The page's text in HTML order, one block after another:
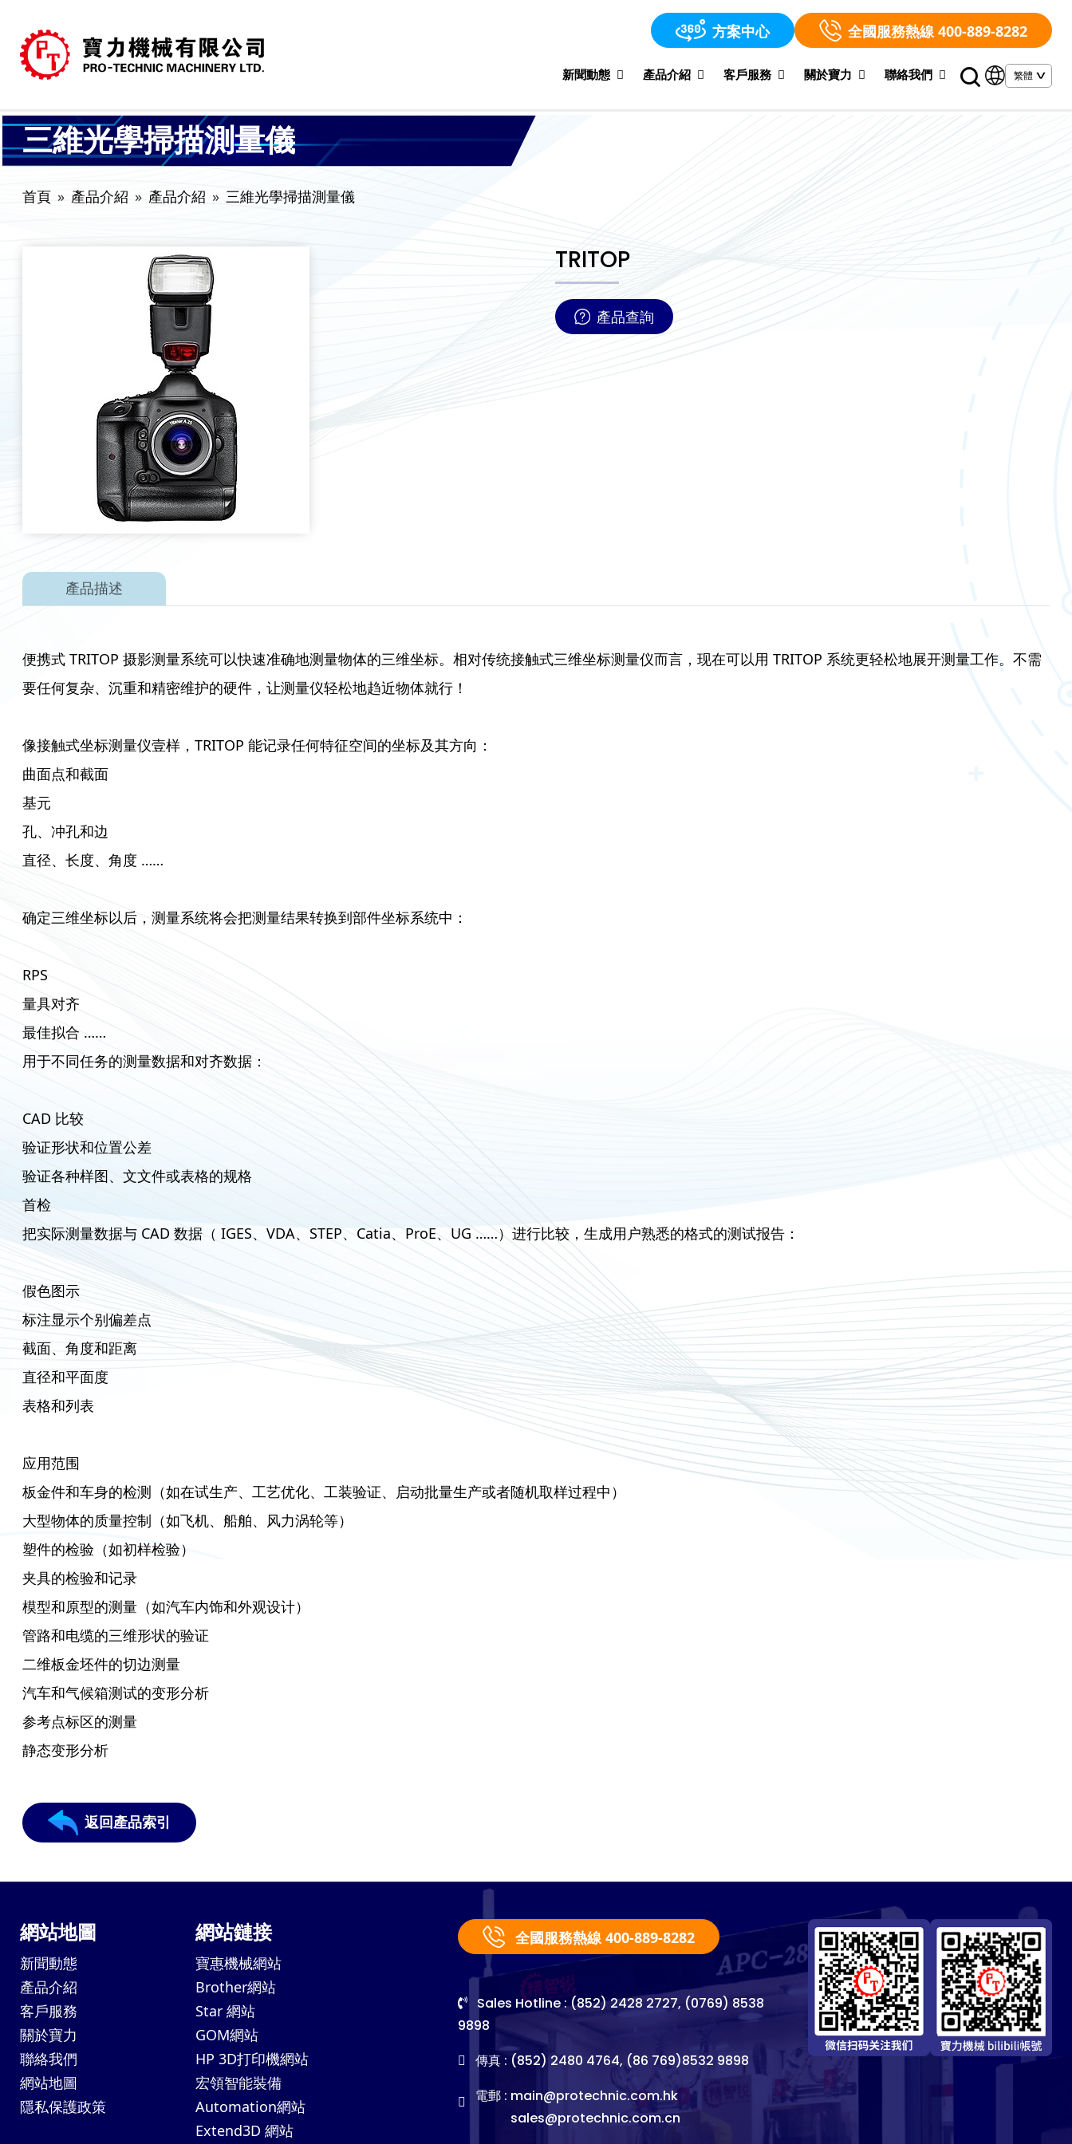
方案中心 全國服務熱線 400-889-8282
新聞動態 產品介紹 客戶服務 關於寶力 聯絡我們
三維光學掃描測量儀
首頁 產品介紹 產品介紹 三維光學掃描測量儀
TRITOP
產品查詢
產品描述
便携式 TRITOP 摄影测量系统可以快速准确地测量物体的三维坐标。相对传统接触式三维坐标测量仪而言，现在可以用 TRITOP 系统更轻松地展开测量工作。不需
要任何复杂、沉重和精密维护的硬件，让测量仪轻松地趋近物体就行！
像接触式坐标测量仪壹样，TRITOP 能记录任何特征空间的坐标及其方向：
曲面点和截面
基元
孔、冲孔和边
直径、长度、角度 ……
确定三维坐标以后，测量系统将会把测量结果转换到部件坐标系统中：
RPS
量具对齐
最佳拟合 ……
用于不同任务的测量数据和对齐数据：
CAD 比较
验证形状和位置公差
验证各种样图、文文件或表格的规格
首检
把实际测量数据与 CAD 数据（ IGES、VDA、STEP、Catia、ProE、UG ……）进行比较，生成用户熟悉的格式的测试报告：
假色图示
标注显示个别偏差点
截面、角度和距离
直径和平面度
表格和列表
应用范围
板金件和车身的检测（如在试生产、工艺优化、工装验证、启动批量生产或者随机取样过程中）
大型物体的质量控制（如飞机、船舶、风力涡轮等）
塑件的检验（如初样检验）
夹具的检验和记录
模型和原型的测量（如汽车内饰和外观设计）
管路和电缆的三维形状的验证
二维板金坯件的切边测量
汽车和气候箱测试的变形分析
参考点标区的测量
静态变形分析
返回產品索引
網站地圖
新聞動態
產品介紹
客戶服務
關於寶力
聯絡我們
網站地圖
隱私保護政策
網站鏈接
寶惠機械網站
Brother網站
Star 網站
GOM網站
HP 3D打印機網站
宏領智能裝備
Automation網站
Extend3D 網站
全國服務熱線 400-889-8282
Sales Hotline : (852) 2428 2727, (0769) 8538
9898
傳真 : (852) 2480 4764, (86 769)8532 9898
電郵 : main@protechnic.com.hk
sales@protechnic.com.cn